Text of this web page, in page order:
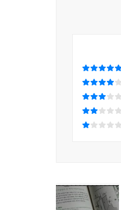
목재, 모래, 종이
옛집의 느낌을 현
내 집에 한 번쯤
집짓기 현장에서
아름답게 짜깁
등 사소한 인테리